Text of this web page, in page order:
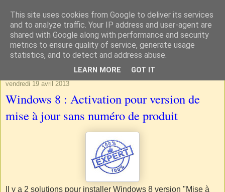
vendredi 19 avril 2013
Windows 8 : Activation pour version de
mise à jour sans numéro de produit
Il y a 2 solutions pour installer Windows 8 version "Mise à
This site uses cookies from Google to deliver its services
and to analyze traffic. Your IP address and user-agent are
shared with Google along with performance and security
metrics to ensure quality of service, generate usage
statistics, and to detect and address abuse.
LEARN MORE GOT IT